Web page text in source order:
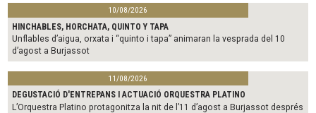
10/08/2026
HINCHABLES, HORCHATA, QUINTO Y TAPA
Unflables d’aigua, orxata i “quinto i tapa” animaran la vesprada del 10
d’agost a Burjassot
11/08/2026
DEGUSTACIÓ D'ENTREPANS I ACTUACIÓ ORQUESTRA PLATINO
L’Orquestra Platino protagonitza la nit de l’11 d’agost a Burjassot després